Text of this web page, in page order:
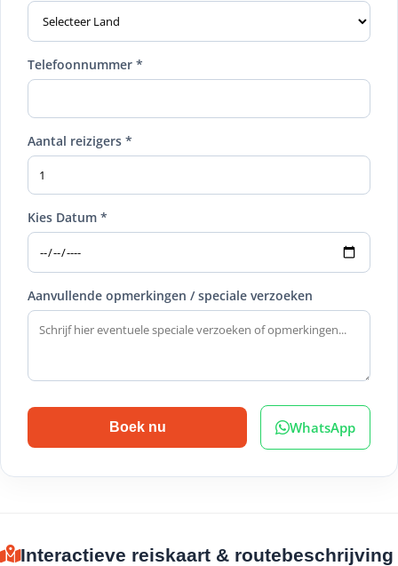
Telefoonnummer *
Aantal reizigers *
Kies Datum *
Aanvullende opmerkingen / speciale verzoeken
Boek nu WhatsApp
Interactieve reiskaart & routebeschrijving